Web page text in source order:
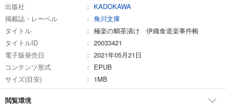
出版社
KADOKAWA
掲載誌・レーベル
角川文庫
タイトル
極楽の鯛茶漬け 伊織食道楽事件帳
タイトルID
20033421
電子版発売日
2021年05月21日
コンテンツ形式
EPUB
サイズ(目安)
1MB
閲覧環境